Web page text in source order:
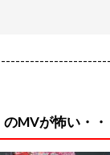
MVが怖い・・